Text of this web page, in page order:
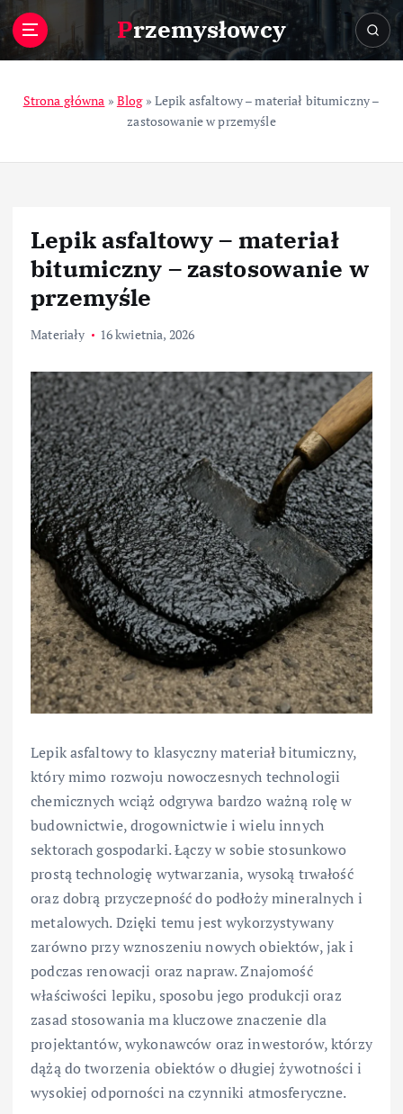
Przemysłowcy
Strona główna » Blog» Lepik asfaltowy – materiał bitumiczny –
zastosowanie w przemyśle
Lepik asfaltowy – materiał
bitumiczny – zastosowanie w
przemyśle
Materiały 16 kwietnia, 2026
Lepik asfaltowy to klasyczny materiał bitumiczny,
który mimo rozwoju nowoczesnych technologii
chemicznych wciąż odgrywa bardzo ważną rolę w
budownictwie, drogownictwie i wielu innych
sektorach gospodarki. Łączy w sobie stosunkowo
prostą technologię wytwarzania, wysoką trwałość
oraz dobrą przyczepność do podłoży mineralnych i
metalowych. Dzięki temu jest wykorzystywany
zarówno przy wznoszeniu nowych obiektów, jak i
podczas renowacji oraz napraw. Znajomość
właściwości lepiku, sposobu jego produkcji oraz
zasad stosowania ma kluczowe znaczenie dla
projektantów, wykonawców oraz inwestorów, którzy
dążą do tworzenia obiektów o długiej żywotności i
wysokiej odporności na czynniki atmosferyczne.